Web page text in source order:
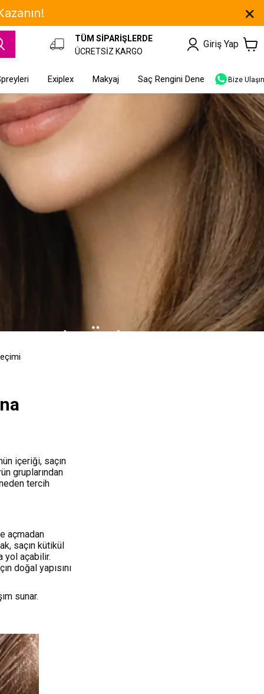
TÜM SİPARİŞLERDE
ÜCRETSİZ KARGO
Giriş Yap
Exiplex Makyaj Saç Rengini Dene Bize Ulaşın
içeriği, saçın
gruplarından
tercih
açmadan
saçın kütikül
yol açabilir.
doğal yapısını
sunar.